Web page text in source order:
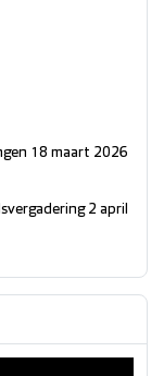
18 maart 2026
2 april